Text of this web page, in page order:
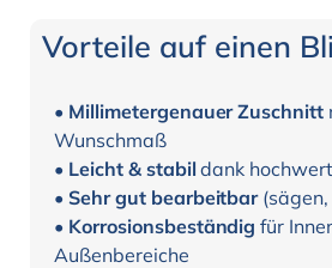
Vorteile auf einen
• Millimetergenauer Zuschnitt
Wunschmaß
• Leicht & stabil dank
• Sehr gut bearbeitbar(sägen,
• Korrosionsbeständig für
Außenbereiche